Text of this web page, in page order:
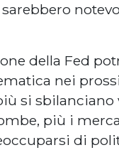
della Fed
nei
si sbilanciano
più i
di